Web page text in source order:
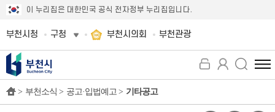
이 누리집은 대한민국 공식 전자정부 누리집입니다.
부천시청 구청 부천시의회 부천관광
전
체
뉴
> 부천소식 > 공고·입법예고 > 기타공고